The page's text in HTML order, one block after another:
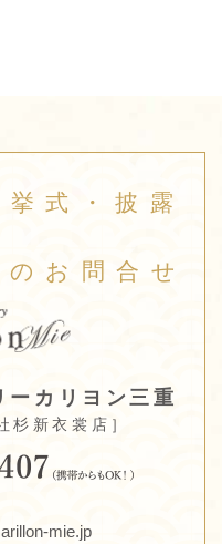
式・披露
お問合せ
ーカリヨン三重
杉新衣裳店］
mie.jp